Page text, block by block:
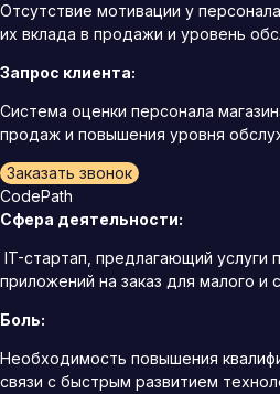
Отсутствие мотивации у
их вклада в продажи и уровень
Запрос клиента:
Система оценки персонала
продаж и повышения уровня
Заказать звонок
CodePath
Сфера деятельности:
IT-стартап, предлагающий услуги
приложений на заказ для малого и
Боль:
Необходимость повышения
связи с быстрым развитием